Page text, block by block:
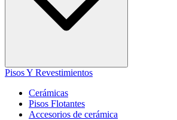
Pisos Y Revestimientos
Cerámicas
Pisos Flotantes
Accesorios de cerámica